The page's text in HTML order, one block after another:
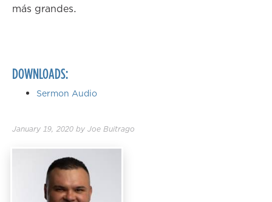
más grandes.
DOWNLOADS:
Sermon Audio
January 19, 2020 by Joe Buitrago